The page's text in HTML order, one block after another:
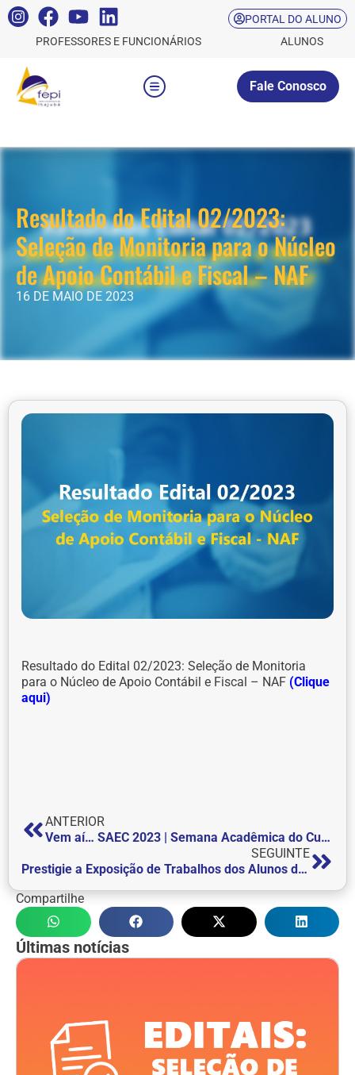
PORTAL DO ALUNO
PROFESSORES E FUNCIONÁRIOS
ALUNOS
Fale Conosco
Resultado do Edital 02/2023:
Seleção de Monitoria para o Núcleo
de Apoio Contábil e Fiscal – NAF
16 DE MAIO DE 2023
Resultado do Edital 02/2023: Seleção de Monitoria
para o Núcleo de Apoio Contábil e Fiscal – NAF (Clique
aqui)
ANTERIOR
Vem aí… SAEC 2023 | Semana Acadêmica do Curso de Engenharia Civil
SEGUINTE
Prestigie a Exposição de Trabalhos dos Alunos do curso de Arquitetura e Urbanismo
Compartilhe
Últimas notícias